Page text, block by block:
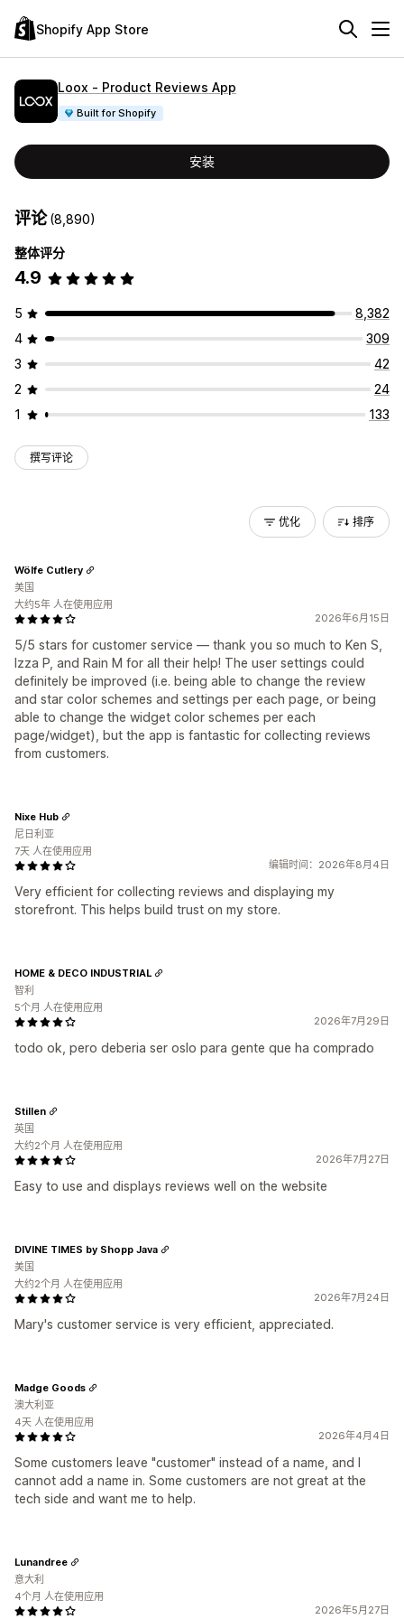
Shopify App Store
Loox ‑ Product Reviews App
Built for Shopify
安装
评论(8,890)
整体评分
4.9
5
8,382
4
309
3
42
2
24
1
133
撰写评论
优化 排序
2026年6月15日
5/5 stars for customer service — thank you so much to Ken S,
Izza P, and Rain M for all their help! The user settings could
definitely be improved (i.e. being able to change the review
and star color schemes and settings per each page, or being
able to change the widget color schemes per each
page/widget), but the app is fantastic for collecting reviews
from customers.
Wölfe Cutlery
美国
大约5年 人在使用应用
编辑时间：2026年8月4日
Very efficient for collecting reviews and displaying my
storefront. This helps build trust on my store.
Nixe Hub
尼日利亚
7天 人在使用应用
2026年7月29日
todo ok, pero deberia ser oslo para gente que ha comprado
HOME & DECO INDUSTRIAL
智利
5个月 人在使用应用
2026年7月27日
Easy to use and displays reviews well on the website
Stillen
英国
大约2个月 人在使用应用
2026年7月24日
Mary's customer service is very efficient, appreciated.
DIVINE TIMES by Shopp Java
美国
大约2个月 人在使用应用
2026年4月4日
Some customers leave "customer" instead of a name, and I
cannot add a name in. Some customers are not great at the
tech side and want me to help.
Madge Goods
澳大利亚
4天 人在使用应用
2026年5月27日
Lunandree
意大利
4个月 人在使用应用